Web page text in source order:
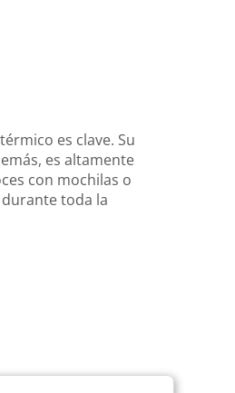
es clave. Su
es altamente
con mochilas o
toda la